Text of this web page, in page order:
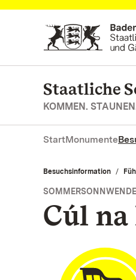
Zum Hauptinhalt springen
Staatliche
KOMMEN.
StartMonumente
Besuchsinformation
Cúl